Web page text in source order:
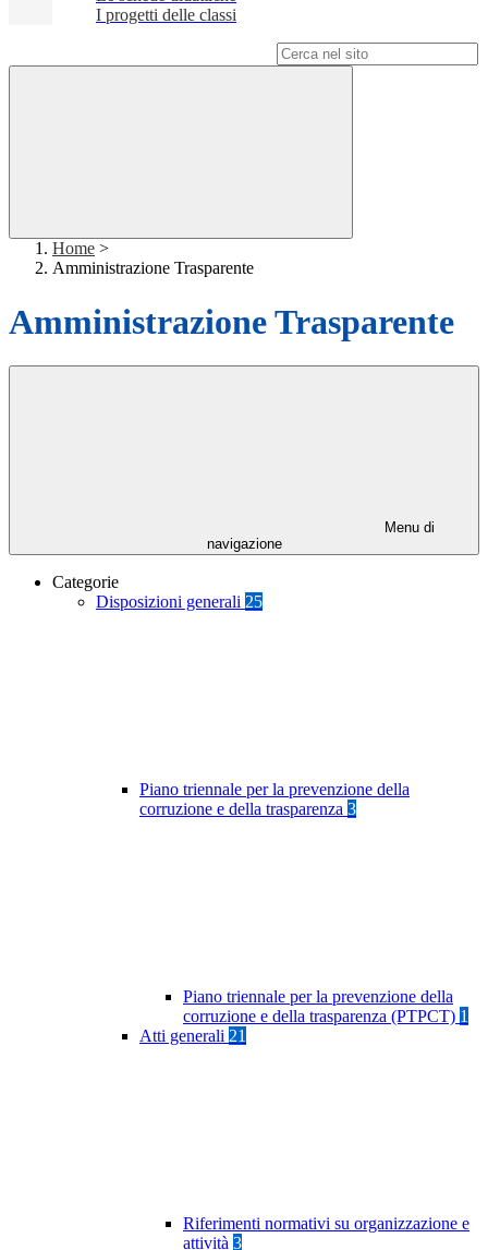
I progetti delle classi
Home >
Amministrazione Trasparente
Amministrazione Trasparente
Menu di
navigazione
Categorie
Disposizioni generali 25
Piano triennale per la prevenzione della
corruzione e della trasparenza 3
Piano triennale per la prevenzione della
corruzione e della trasparenza (PTPCT) 1
Atti generali 21
Riferimenti normativi su organizzazione e
attività 3